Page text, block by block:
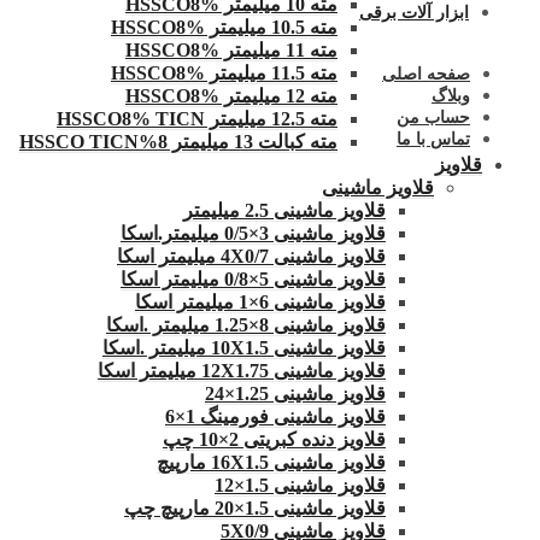
ابزار آلات برقی
صفحه اصلی
وبلاگ
حساب من
تماس با ما
مته 10.5 میلیمتر HSSCO8%
مته 11 میلیمتر HSSCO8%
مته 11.5 میلیمتر HSSCO8%
مته 12 میلیمتر HSSCO8%
مته 12.5 میلیمتر HSSCO8% TICN
مته کبالت 13 میلیمتر 8%HSSCO TICN
قلاویز
قلاویز ماشینی
قلاویز ماشینی 2.5 میلیمتر
قلاویز ماشینی 3×0/5 میلیمتر.اسکا
قلاویز ماشینی 4X0/7 میلیمتر اسکا
قلاویز ماشینی 5×0/8 میلیمتر اسکا
قلاویز ماشینی 6×1 میلیمتر اسکا
قلاویز ماشینی 8×1.25 میلیمتر .اسکا
قلاویز ماشینی 10X1.5 میلیمتر .اسکا
قلاویز ماشینی 12X1.75 میلیمتر اسکا
قلاویز ماشینی 1.25×24
قلاویز ماشینی فورمینگ 1×6
قلاویز دنده کبریتی 2×10 چپ
قلاویز ماشینی 16X1.5 مارپیچ
قلاویز ماشینی 1.5×12
قلاویز ماشینی 1.5×20 مارپیچ چپ
قلاویز ماشینی 5X0/9